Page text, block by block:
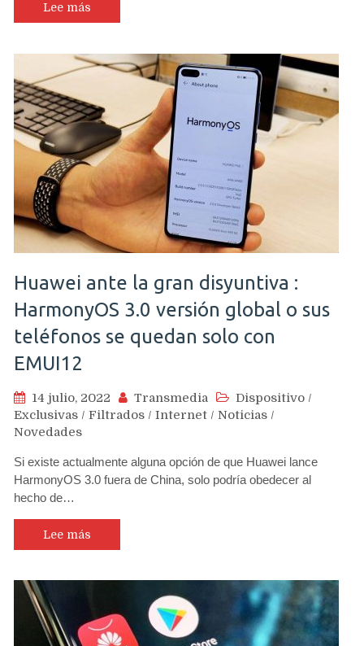
Lee más
Huawei ante la gran disyuntiva :
HarmonyOS 3.0 versión global o sus
teléfonos se quedan solo con
EMUI12
14 julio, 2022 Transmedia Dispositivo /
Exclusivas / Filtrados / Internet / Noticias /
Novedades
Si existe actualmente alguna opción de que Huawei lance
HarmonyOS 3.0 fuera de China, solo podría obedecer al
hecho de…
Lee más